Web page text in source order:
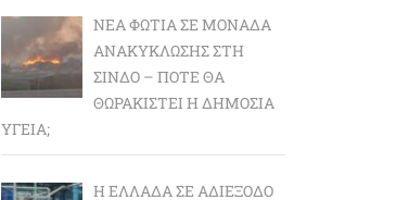
ΝΈΑ ΦΩΤΙΆ ΣΕ ΜΟΝΆΔΑ
ΑΝΑΚΎΚΛΩΣΗΣ ΣΤΗ
ΣΊΝΔΟ – ΠΌΤΕ ΘΑ
ΘΩΡΑΚΙΣΤΕΊ Η ΔΗΜΌΣΙΑ
ΥΓΕΊΑ;
Η ΕΛΛΆΔΑ ΣΕ ΑΔΙΈΞΟΔΟ